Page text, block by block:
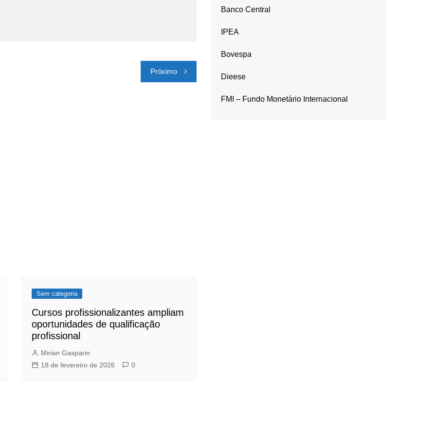
Próximo
Sem categoria
Cursos profissionalizantes ampliam
oportunidades de qualificação
profissional
Mirian Gasparin
18 de fevereiro de 2026
0
Banco Central
IPEA
Bovespa
Dieese
FMI – Fundo Monetário Internacional